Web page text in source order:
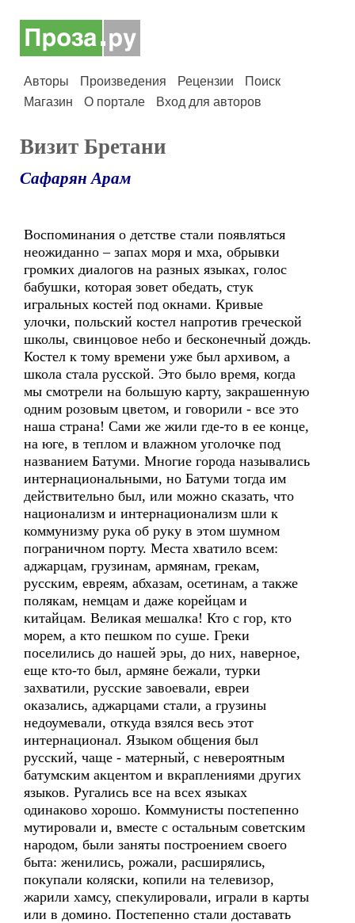
Авторы Произведения Рецензии
Поиск
Магазин
О портале Вход для авторов
Визит Бретани
Сафарян Арам
Воспоминания о детстве стали появляться
неожиданно – запах моря и мха, обрывки
громких диалогов на разных языках, голос
бабушки, которая зовет обедать, стук
игральных костей под окнами. Кривые
улочки, польский костел напротив греческой
школы, свинцовое небо и бесконечный дождь.
Костел к тому времени уже был архивом, а
школа стала русской. Это было время, когда
мы смотрели на большую карту, закрашенную
одним розовым цветом, и говорили - все это
наша страна! Сами же жили где-то в ее конце,
на юге, в теплом и влажном уголочке под
названием Батуми. Многие города назывались
интернациональными, но Батуми тогда им
действительно был, или можно сказать, что
национализм и интернационализм шли к
коммунизму рука об руку в этом шумном
пограничном порту. Места хватило всем:
аджарцам, грузинам, армянам, грекам,
русским, евреям, абхазам, осетинам, а также
полякам, немцам и даже корейцам и
китайцам. Великая мешалка! Кто с гор, кто
морем, а кто пешком по суше. Греки
поселились до нашей эры, до них, наверное,
еще кто-то был, армяне бежали, турки
захватили, русские завоевали, евреи
оказались, аджарцами стали, а грузины
недоумевали, откуда взялся весь этот
интернационал. Языком общения был
русский, чаще - матерный, с невероятным
батумским акцентом и вкраплениями других
языков. Ругались все на всех языках
одинаково хорошо. Коммунисты постепенно
мутировали и, вместе с остальным советским
народом, были заняты построением своего
быта: женились, рожали, расширялись,
покупали коляски, копили на телевизор,
жарили хамсу, спекулировали, играли в карты
или в домино. Постепенно стали доставать